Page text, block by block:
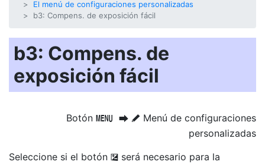
El menú de configuraciones personalizadas
b3: Compens. de exposición fácil
b3: Compens. de
exposición fácil
Botón G U A Menú de configuraciones
personalizadas
Seleccione si el botón E será necesario para la